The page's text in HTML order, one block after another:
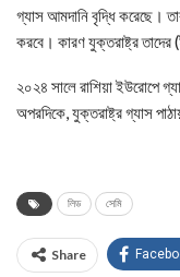
গ্যাস আমদানি বৃদ্ধি করেছে।
করবে। কারণ যুক্তরাষ্ট্র তাদের
২০২৪ সালে রাশিয়া ইউরোপে
অপরদিকে, যুক্তরাষ্ট্র গ্যাস
লিড সেমি
Share